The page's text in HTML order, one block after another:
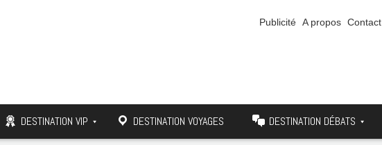
Publicité A propos Contact
DESTINATION VIP DESTINATION VOYAGES DESTINATION DÉBATS